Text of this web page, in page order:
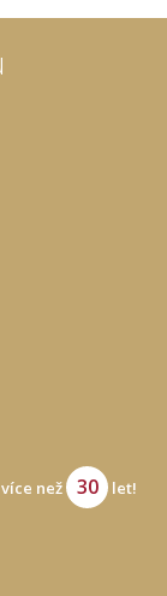
než
30 let!